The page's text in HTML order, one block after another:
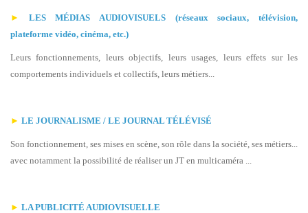
► LES MÉDIAS AUDIOVISUELS (réseaux sociaux, télévision,
plateforme vidéo, cinéma, etc.)
Leurs fonctionnements, leurs objectifs, leurs usages, leurs effets sur les
comportements individuels et collectifs, leurs métiers...
► LE JOURNALISME / LE JOURNAL TÉLÉVISÉ
Son fonctionnement, ses mises en scène, son rôle dans la société, ses métiers...
avec notamment la possibilité de réaliser un JT en multicaméra ...
► LA PUBLICITÉ AUDIOVISUELLE